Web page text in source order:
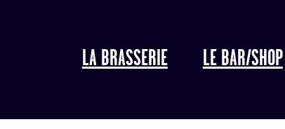
LA BRASSERIE LE BAR/SHOP